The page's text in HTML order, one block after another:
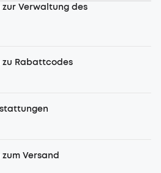
Verwaltung des
Rabattcodes
Versand